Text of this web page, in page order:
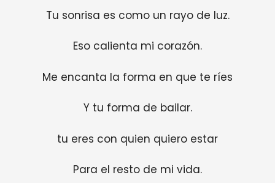
Tu sonrisa es como un rayo de luz.
Eso calienta mi corazón.
Me encanta la forma en que te ríes
Y tu forma de bailar.
tu eres con quien quiero estar
Para el resto de mi vida.